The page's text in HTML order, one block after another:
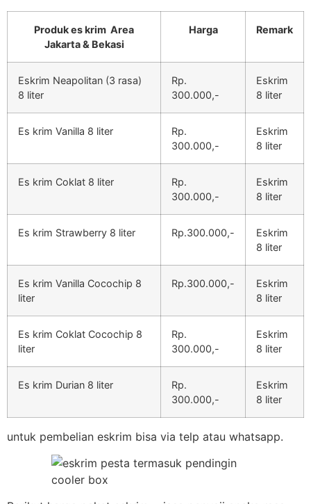
Produk es krim Area
Jakarta & Bekasi
Harga Remark
Eskrim Neapolitan (3 rasa)
8 liter
Rp.
300.000,-
Eskrim
8 liter
Es krim Vanilla 8 liter
Rp.
300.000,-
Eskrim
8 liter
Es krim Coklat 8 liter
Rp.
300.000,-
Eskrim
8 liter
Es krim Strawberry 8 liter Rp.300.000,-
Eskrim
8 liter
Es krim Vanilla Cocochip 8
liter
Rp.300.000,-
Eskrim
8 liter
Es krim Coklat Cocochip 8
liter
Rp.
300.000,-
Eskrim
8 liter
Es krim Durian 8 liter
Rp.
300.000,-
Eskrim
8 liter
untuk pembelian eskrim bisa via telp atau whatsapp.